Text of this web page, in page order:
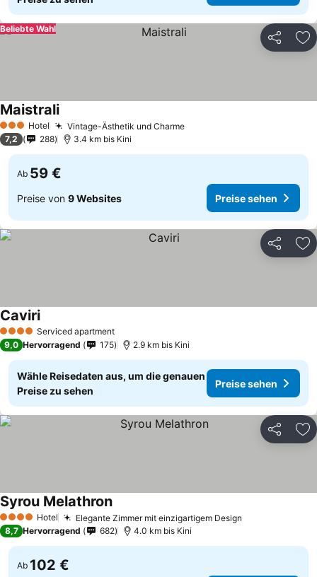
Teilen
Beliebte Wahl
3 SterneHotel Vintage-Ästhetik und Charme
Maistrali
7,2 288 3.4 km bis Kini
Ab 59 €
Preise von 9 Websites Preise sehen
Teilen
4 Sterne Serviced apartment
Caviri
9,0 Hervorragend 175 2.9 km bis Kini
Wähle Reisedaten aus, um die genauen
Preise zu sehen
Preise sehen
Teilen
4 Sterne Hotel Elegante Zimmer mit einzigartigem Design
Syrou Melathron
8,7 Hervorragend 682 4.0 km bis Kini
Ab 102 €